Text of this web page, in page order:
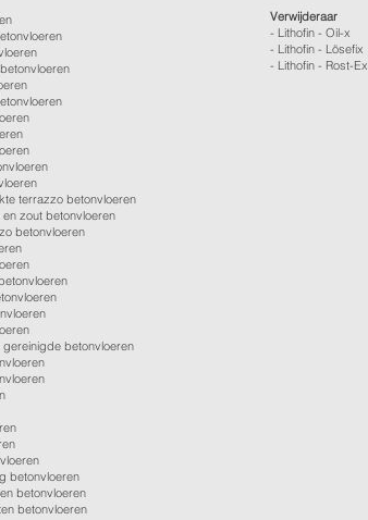
terrazzo betonvloeren
zout betonvloeren
betonvloeren
betonvloeren
betonvloeren
betonvloeren
betonvloeren
Verwijderaar
- Lithofin - Oil-x
- Lithofin - Lösefix
- Lithofin - Rost-Ex